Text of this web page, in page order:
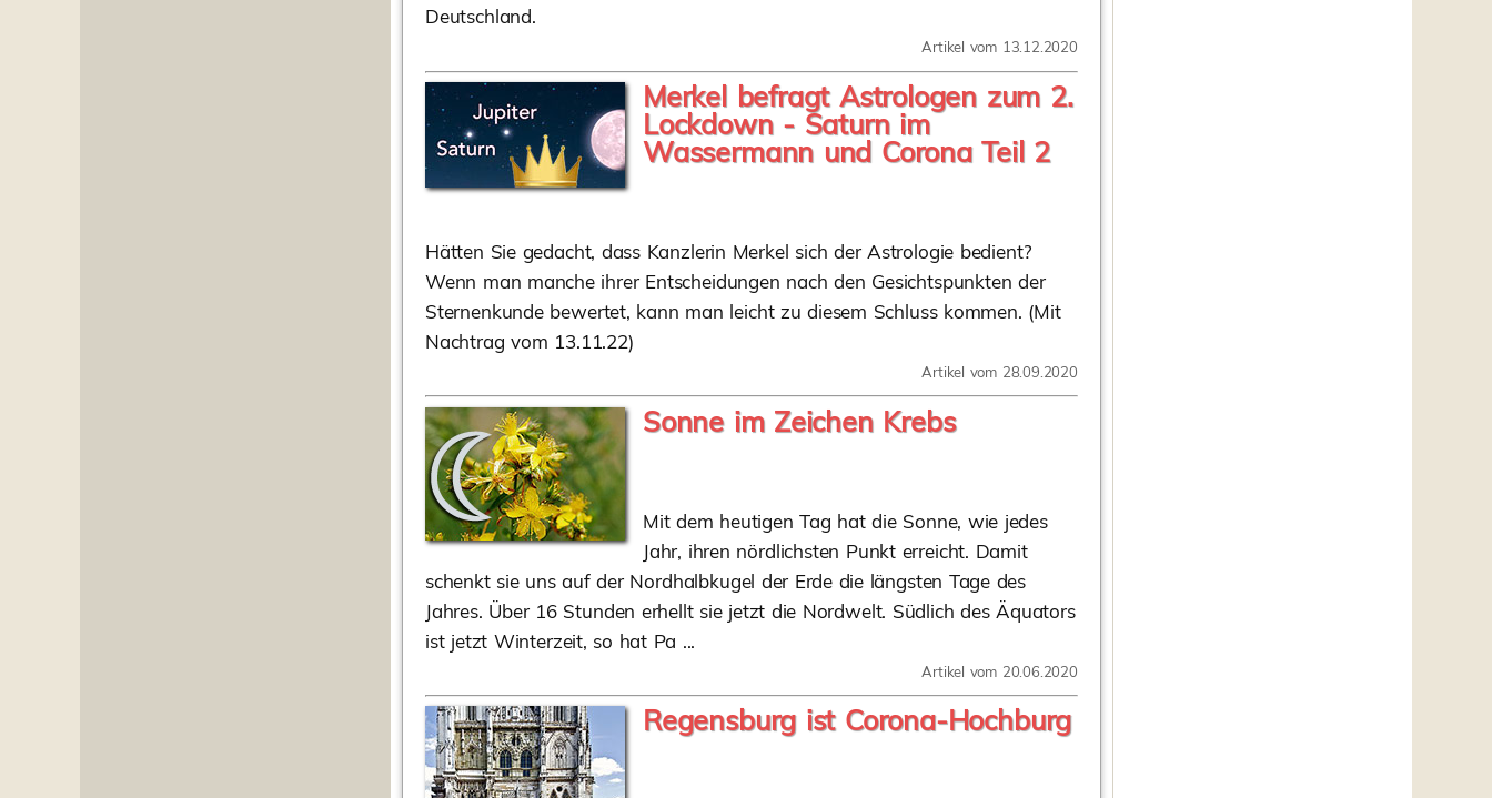
Deutschland.
Artikel vom 13.12.2020
Merkel befragt Astrologen zum 2.
Lockdown - Saturn im
Wassermann und Corona Teil 2
Hätten Sie gedacht, dass Kanzlerin Merkel sich der Astrologie bedient?
Wenn man manche ihrer Entscheidungen nach den Gesichtspunkten der
Sternenkunde bewertet, kann man leicht zu diesem Schluss kommen. (Mit
Nachtrag vom 13.11.22)
Artikel vom 28.09.2020
Sonne im Zeichen Krebs
Mit dem heutigen Tag hat die Sonne, wie jedes
Jahr, ihren nördlichsten Punkt erreicht. Damit
schenkt sie uns auf der Nordhalbkugel der Erde die längsten Tage des
Jahres. Über 16 Stunden erhellt sie jetzt die Nordwelt. Südlich des Äquators
ist jetzt Winterzeit, so hat Pa ...
Artikel vom 20.06.2020
Regensburg ist Corona-Hochburg